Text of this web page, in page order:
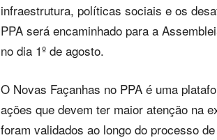
infraestrutura, políticas sociais e os
PPA será encaminhado para a
no dia 1º de agosto.
O Novas Façanhas no PPA é uma
ações que devem ter maior atenção na
foram validados ao longo do processo